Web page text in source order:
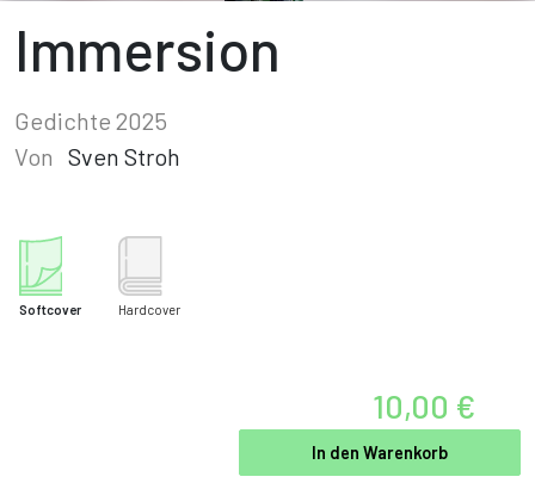
Immersion
Gedichte 2025
Von Sven Stroh
Softcover Hardcover
10,00 €
In den Warenkorb